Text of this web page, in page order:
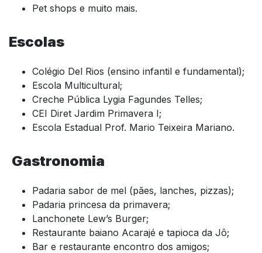
Pet shops e muito mais.
Escolas
Colégio Del Rios (ensino infantil e fundamental);
Escola Multicultural;
Creche Pública Lygia Fagundes Telles;
CEI Diret Jardim Primavera I;
Escola Estadual Prof. Mario Teixeira Mariano.
Gastronomia
Padaria sabor de mel (pães, lanches, pizzas);
Padaria princesa da primavera;
Lanchonete Lew’s Burger;
Restaurante baiano Acarajé e tapioca da Jô;
Bar e restaurante encontro dos amigos;